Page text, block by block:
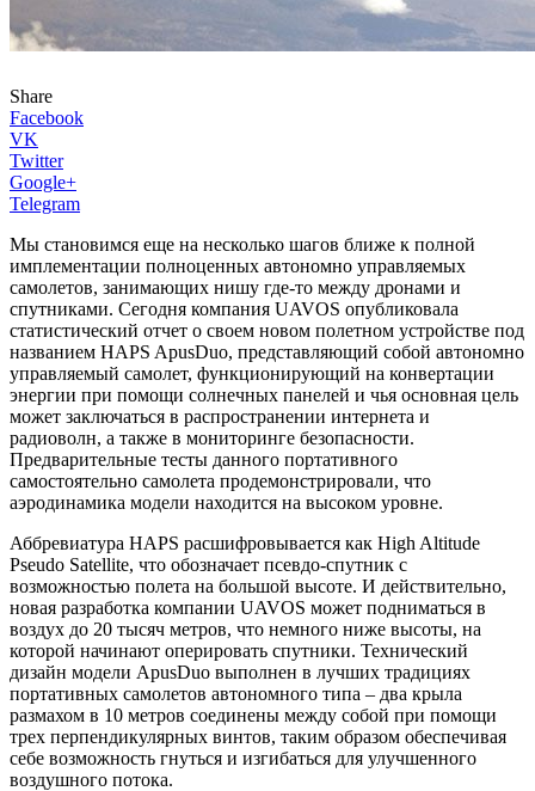
Share
Facebook
VK
Twitter
Google+
Telegram
Мы становимся еще на несколько шагов ближе к полной
имплементации полноценных автономно управляемых
самолетов, занимающих нишу где-то между дронами и
спутниками. Сегодня компания UAVOS опубликовала
статистический отчет о своем новом полетном устройстве под
названием HAPS ApusDuo, представляющий собой автономно
управляемый самолет, функционирующий на конвертации
энергии при помощи солнечных панелей и чья основная цель
может заключаться в распространении интернета и
радиоволн, а также в мониторинге безопасности.
Предварительные тесты данного портативного
самостоятельно самолета продемонстрировали, что
аэродинамика модели находится на высоком уровне.
Аббревиатура HAPS расшифровывается как High Altitude
Pseudo Satellite, что обозначает псевдо-спутник с
возможностью полета на большой высоте. И действительно,
новая разработка компании UAVOS может подниматься в
воздух до 20 тысяч метров, что немного ниже высоты, на
которой начинают оперировать спутники. Технический
дизайн модели ApusDuo выполнен в лучших традициях
портативных самолетов автономного типа – два крыла
размахом в 10 метров соединены между собой при помощи
трех перпендикулярных винтов, таким образом обеспечивая
себе возможность гнуться и изгибаться для улучшенного
воздушного потока.